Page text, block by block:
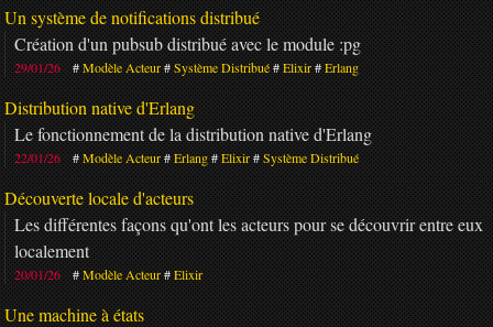
Un système de notifications distribué
Création d'un pubsub distribué avec le module :pg
29/01/26 Modèle Acteur Système Distribué Elixir Erlang
Distribution native d'Erlang
Le fonctionnement de la distribution native d'Erlang
22/01/26 Modèle Acteur Erlang Elixir Système Distribué
Découverte locale d'acteurs
Les différentes façons qu'ont les acteurs pour se découvrir entre eux
localement
20/01/26 Modèle Acteur Elixir
Une machine à états